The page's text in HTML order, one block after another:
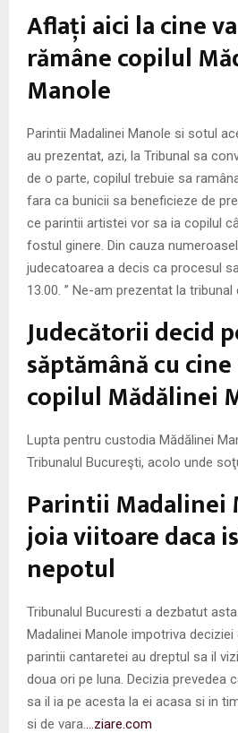
N
U
Aflaţi aici la cine va
rămâne copilul
Manole
Parintii Madalinei Manole si sotul
au prezentat, azi, la Tribunal sa
de o parte, copilul trebuie sa
fara ca bunicii sa beneficieze de
ce parintii artistei vor sa ia copilul
fostul ginere. Din cauza
judecatoarea a decis ca procesul
13.00. ” Ne-am prezentat la tribunal
Judecătorii decid
săptămână cu
copilul Mădălinei
Lupta pentru custodia Mădălinei
Tribunalul Bucureşti, acolo unde
Parintii Madalinei
joia viitoare daca
nepotul
Tribunalul Bucuresti a dezbatut
Madalinei Manole impotriva
parintii cantaretei au dreptul sa il
doua ori pe luna. Decizia prevedea
sa il ia pe acesta la ei acasa si in
si de vara.
…ziare.com